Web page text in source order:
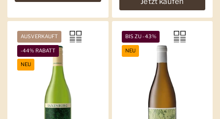
AUSVERKAUFT
-44% RABATT
NEU
BIS ZU -43%
NEU